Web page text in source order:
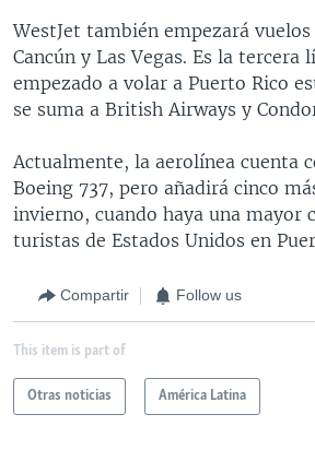
WestJet también empezará
Cancún y Las Vegas. Es la tercera
empezado a volar a Puerto Rico
se suma a British Airways y
Actualmente, la aerolínea cuenta
Boeing 737, pero añadirá cinco
invierno, cuando haya una mayor
turistas de Estados Unidos en
Compartir Follow us
This item is part of
Otras noticias América Latina